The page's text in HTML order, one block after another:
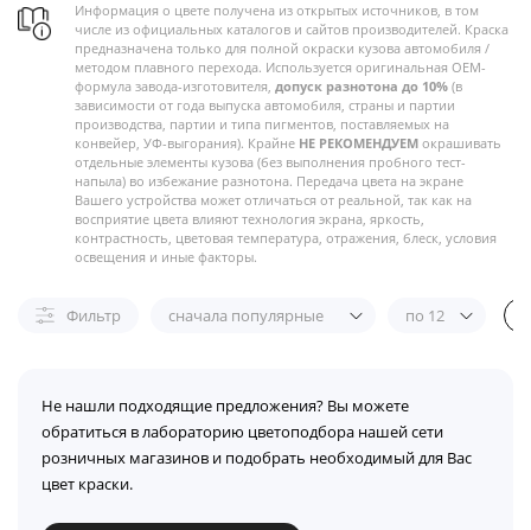
Информация о цвете получена из открытых источников, в том
числе из официальных каталогов и сайтов производителей. Краска
предназначена только для полной окраски кузова автомобиля /
методом плавного перехода. Используется оригинальная OEM-
формула завода-изготовителя, допуск разнотона до 10% (в
зависимости от года выпуска автомобиля, страны и партии
производства, партии и типа пигментов, поставляемых на
конвейер, УФ-выгорания). Крайне НЕ РЕКОМЕНДУЕМ окрашивать
отдельные элементы кузова (без выполнения пробного тест-
напыла) во избежание разнотона. Передача цвета на экране
Вашего устройства может отличаться от реальной, так как на
восприятие цвета влияют технология экрана, яркость,
контрастность, цветовая температура, отражения, блеск, условия
освещения и иные факторы.
Фильтр сначала популярные по 12
Не нашли подходящие предложения? Вы можете
обратиться в лабораторию цветоподбора нашей сети
розничных магазинов и подобрать необходимый для Вас
цвет краски.